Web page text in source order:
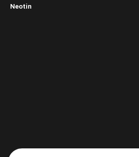
Neotin